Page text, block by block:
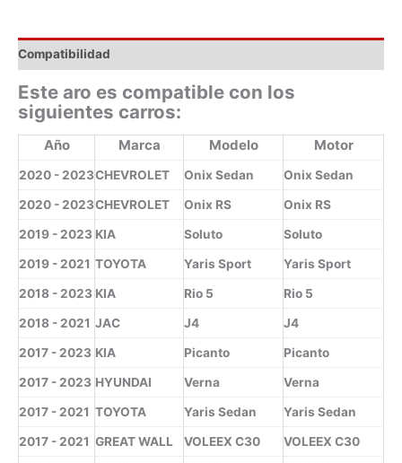
Compatibilidad
Este aro es compatible con los
siguientes carros:
Año Marca Modelo Motor
2020 - 2023CHEVROLET Onix Sedan Onix Sedan
2020 - 2023CHEVROLET Onix RS Onix RS
2019 - 2023 KIA Soluto Soluto
2019 - 2021 TOYOTA Yaris Sport Yaris Sport
2018 - 2023 KIA Rio 5 Rio 5
2018 - 2021 JAC J4 J4
2017 - 2023 KIA Picanto Picanto
2017 - 2023 HYUNDAI Verna Verna
2017 - 2021 TOYOTA Yaris Sedan Yaris Sedan
2017 - 2021 GREAT WALL VOLEEX C30 VOLEEX C30